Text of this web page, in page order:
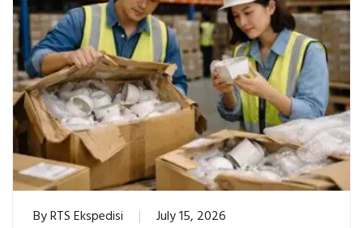
ByRTS Ekspedisi July 15, 2026